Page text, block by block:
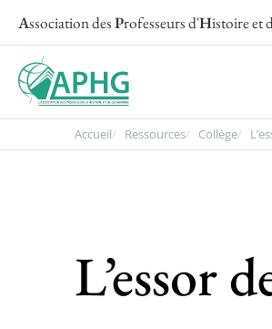
Association desProfesseurs d'Histoire et
Accueil Ressources Collège
L’essor